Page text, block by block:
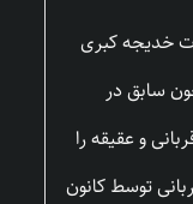
خدیجه کبری
سابق در
و عقیقه را
توسط کانون